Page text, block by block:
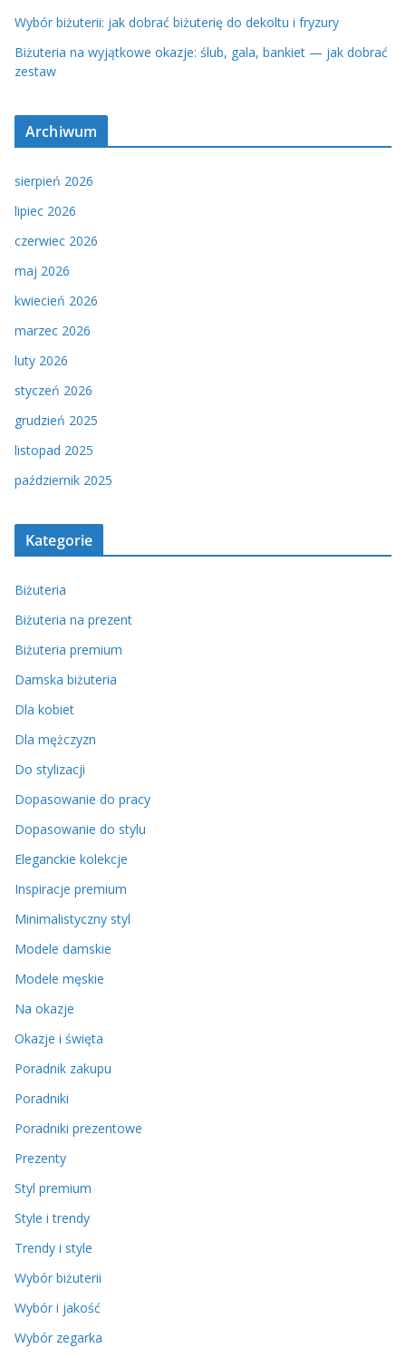
Wybór biżuterii: jak dobrać biżuterię do dekoltu i fryzury
Biżuteria na wyjątkowe okazje: ślub, gala, bankiet — jak dobrać
zestaw
Archiwum
sierpień 2026
lipiec 2026
czerwiec 2026
maj 2026
kwiecień 2026
marzec 2026
luty 2026
styczeń 2026
grudzień 2025
listopad 2025
październik 2025
Kategorie
Biżuteria
Biżuteria na prezent
Biżuteria premium
Damska biżuteria
Dla kobiet
Dla mężczyzn
Do stylizacji
Dopasowanie do pracy
Dopasowanie do stylu
Eleganckie kolekcje
Inspiracje premium
Minimalistyczny styl
Modele damskie
Modele męskie
Na okazje
Okazje i święta
Poradnik zakupu
Poradniki
Poradniki prezentowe
Prezenty
Styl premium
Style i trendy
Trendy i style
Wybór biżuterii
Wybór i jakość
Wybór zegarka